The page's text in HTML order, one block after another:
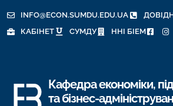
INFO@ECON.SUMDU.EDU.UA
КАБІНЕТ
СУМДУ ННІ БІЕМ
Кафедра економіки,
та бізнес-